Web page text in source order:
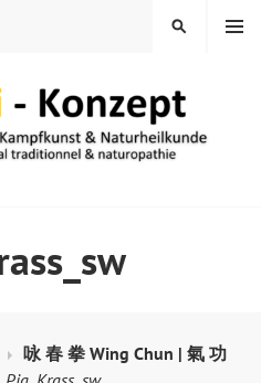
MENU
SEARCH
咏 春 拳 Wing Chun | 氣 功